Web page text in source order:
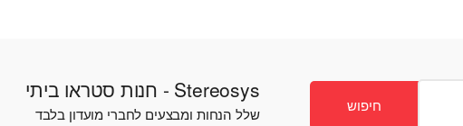
Stereosys - חנות סטראו ביתי
שלל הנחות ומבצעים לחברי מועדון בלבד חיפוש